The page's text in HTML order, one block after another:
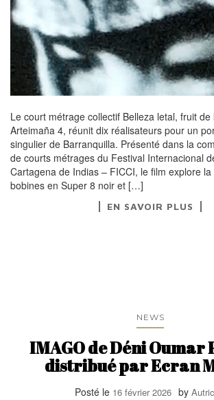
Le court métrage collectif Belleza letal, fruit de
Arteimaña 4, réunit dix réalisateurs pour un
singulier de Barranquilla. Présenté dans la
de courts métrages du Festival Internacional
Cartagena de Indias – FICCI, le film explore
bobines en Super 8 noir et […]
EN SAVOIR PLUS
NEWS
IMAGO de Déni Oumar
distribué par Ecran
Posté le 16 février 2026 by